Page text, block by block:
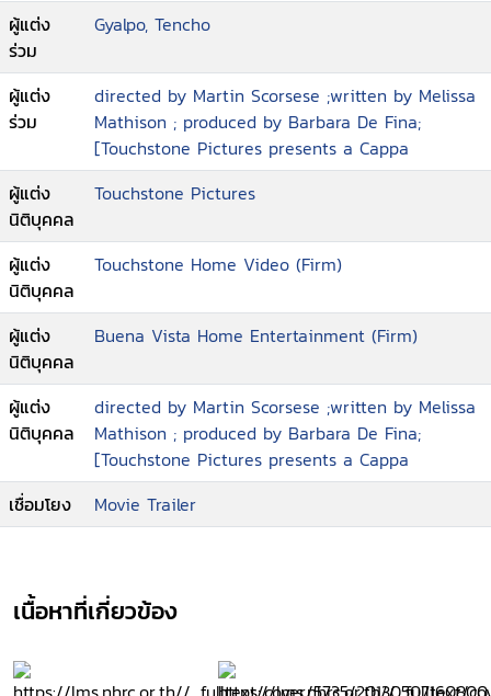
ผู้แต่ง
ร่วม
Gyalpo, Tencho
ผู้แต่ง
ร่วม
directed by Martin Scorsese ;written by Melissa
Mathison ; produced by Barbara De Fina;
[Touchstone Pictures presents a Cappa
ผู้แต่ง
นิติบุคคล
Touchstone Pictures
ผู้แต่ง
นิติบุคคล
Touchstone Home Video (Firm)
ผู้แต่ง
นิติบุคคล
Buena Vista Home Entertainment (Firm)
ผู้แต่ง
นิติบุคคล
directed by Martin Scorsese ;written by Melissa
Mathison ; produced by Barbara De Fina;
[Touchstone Pictures presents a Cappa
เชื่อมโยง
Movie Trailer
เนื้อหาที่เกี่ยวข้อง